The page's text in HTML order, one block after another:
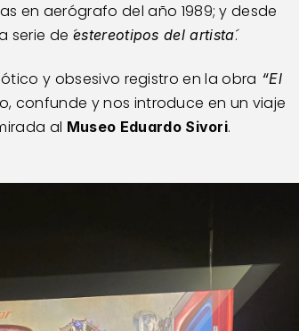
en aerógrafo del año 1989; y desde
de ´ estereotipos del artista´.
y obsesivo registro en la obra “El
al Museo Eduardo Sivori.